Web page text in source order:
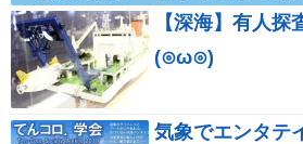
【深海】有人
(⊙ω⊙)
気象でエンタテ